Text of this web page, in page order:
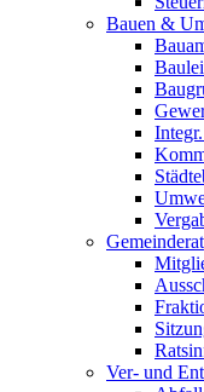
Bauen &
Gemeinderat
Ver- und